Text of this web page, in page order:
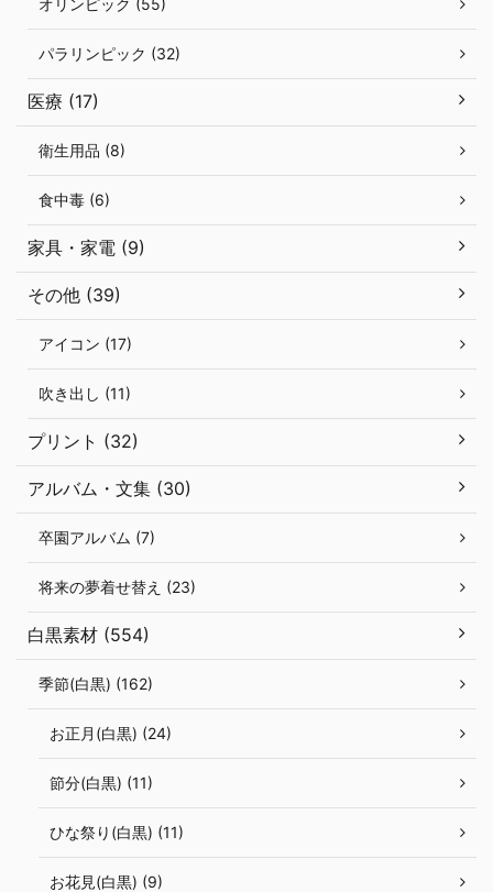
オリンピック (55)
パラリンピック (32)
医療 (17)
衛生用品 (8)
食中毒 (6)
家具・家電 (9)
その他 (39)
アイコン (17)
吹き出し (11)
プリント (32)
アルバム・文集 (30)
卒園アルバム (7)
将来の夢着せ替え (23)
白黒素材 (554)
季節(白黒) (162)
お正月(白黒) (24)
節分(白黒) (11)
ひな祭り(白黒) (11)
お花見(白黒) (9)